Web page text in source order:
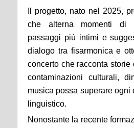
Il progetto, nato nel 2025,
che alterna momenti di
passaggi più intimi e
dialogo tra fisarmonica e
concerto che racconta
contaminazioni culturali,
musica possa superare ogni
linguistico.
Nonostante la recente